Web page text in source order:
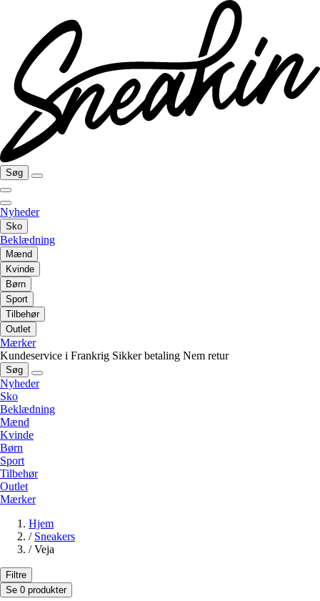
Søg
Nyheder
Sko
Beklædning
Mænd
Kvinde
Børn
Sport
Tilbehør
Outlet
Mærker
Kundeservice i Frankrig Sikker betaling Nem retur
Søg
Nyheder
Sko
Beklædning
Mænd
Kvinde
Børn
Sport
Tilbehør
Outlet
Mærker
Hjem
/ Sneakers
/ Veja
Filtre
Se 0 produkter